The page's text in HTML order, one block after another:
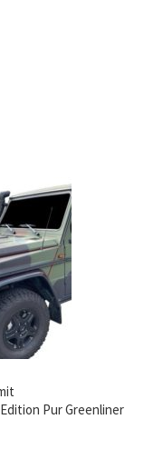
Pur Greenliner